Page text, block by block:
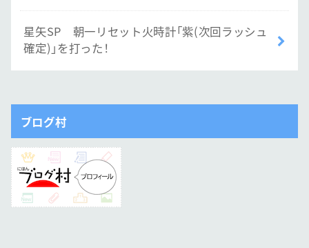
星矢SP 朝一リセット火時計「紫(次回ラッシュ
確定)」を打った！
ブログ村